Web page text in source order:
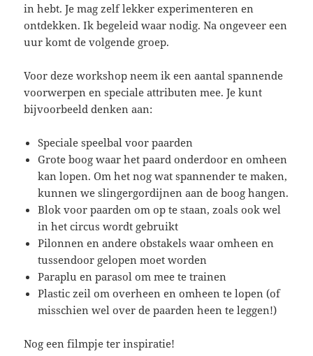
in hebt. Je mag zelf lekker experimenteren en
ontdekken. Ik begeleid waar nodig. Na ongeveer een
uur komt de volgende groep.
Voor deze workshop neem ik een aantal spannende
voorwerpen en speciale attributen mee. Je kunt
bijvoorbeeld denken aan:
Speciale speelbal voor paarden
Grote boog waar het paard onderdoor en omheen
kan lopen. Om het nog wat spannender te maken,
kunnen we slingergordijnen aan de boog hangen.
Blok voor paarden om op te staan, zoals ook wel
in het circus wordt gebruikt
Pilonnen en andere obstakels waar omheen en
tussendoor gelopen moet worden
Paraplu en parasol om mee te trainen
Plastic zeil om overheen en omheen te lopen (of
misschien wel over de paarden heen te leggen!)
Nog een filmpje ter inspiratie!